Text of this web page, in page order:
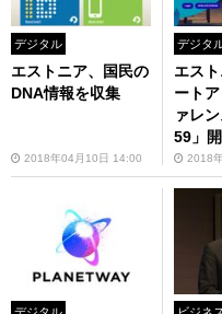
デジタル
エストニア、国民の
DNA情報を収集
2018年04月10日 14:00
デジタ
エス
ート
ァレ
59」
2018